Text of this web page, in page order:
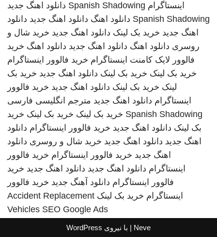
اینستاگرام Spanish Shadowing دانلود اهنگ جدید
Spanish Shadowing دانلود اهنگ دانلود اهنگ جدید دانلود
اهنگ جدید خرید بک لینک دانلود اهنگ جدید خرید شال و
روسری دانلود اهنگ دانلود اهنگ جدید دانلود اهنگ خرید
فالوور لایک کامنت اینستاگرام خرید فالوور اینستاگرام
خرید بک لینک خرید بک لینک دانلود اهنگ جدید خرید بک
لینک خرید بک لینک دانلود اهنگ جدید خرید فالوور
اینستاگرام دانلود اهنگ جدید مترجم انگلیسی فارسی
Spanish Shadowing خرید بک لینک خرید بک لینک خرید
بک لینک دانلود اهنگ جدید خرید فالوور اینستاگرام دانلود
اهنگ جدید دانلود اهنگ جدید خرید شال و روسری دانلود
اهنگ جدید خرید فالوور اینستاگرام خرید فالوور
اینستاگرام دانلود اهنگ جدید دانلود اهنگ جدید خرید
فالوور اینستاگرام دانلود آهنگ جدید خرید فالوور
اینستاگرام خرید بک لینک Accident Replacement
Vehicles SEO Google Ads
Neve | با نیروی WordPress